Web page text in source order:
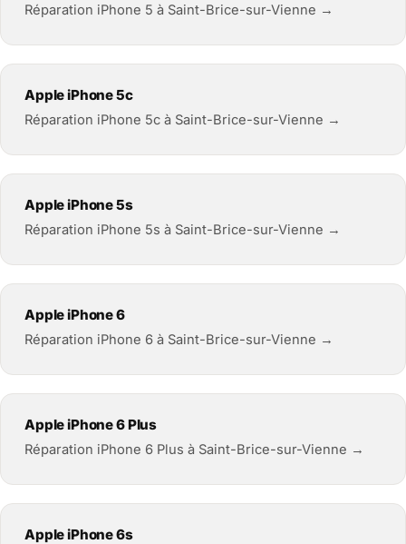
Réparation iPhone 5 à Saint-Brice-sur-Vienne →
Apple iPhone 5c
Réparation iPhone 5c à Saint-Brice-sur-Vienne →
Apple iPhone 5s
Réparation iPhone 5s à Saint-Brice-sur-Vienne →
Apple iPhone 6
Réparation iPhone 6 à Saint-Brice-sur-Vienne →
Apple iPhone 6 Plus
Réparation iPhone 6 Plus à Saint-Brice-sur-Vienne →
Apple iPhone 6s